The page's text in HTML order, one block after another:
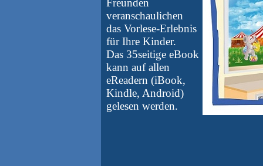
Freunden
veranschaulichen
das Vorlese-Erlebnis
für Ihre Kinder.
Das 35seitige eBook
kann auf allen
eReadern (iBook,
Kindle, Android)
gelesen werden.